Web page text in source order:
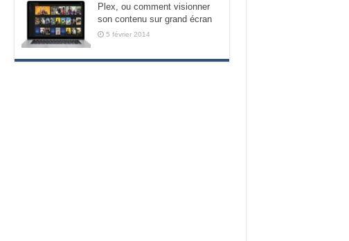
Plex, ou comment visionner
son contenu sur grand écran
5 février 2014